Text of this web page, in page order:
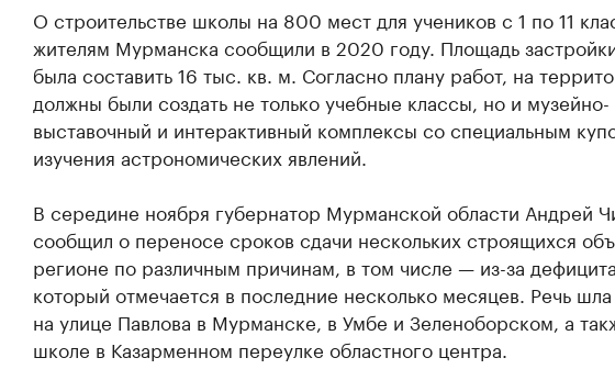
О строительстве школы на 800 мест для учеников с 1 по 11
жителям Мурманска сообщили в 2020 году. Площадь
была составить 16 тыс. кв. м. Согласно плану работ, на
должны были создать не только учебные классы, но и музейно-
выставочный и интерактивный комплексы со специальным
изучения астрономических явлений.
В середине ноября губернатор Мурманской области Андрей
сообщил о переносе сроков сдачи нескольких строящихся
регионе по различным причинам, в том числе — из-за
который отмечается в последние несколько месяцев. Речь
на улице Павлова в Мурманске, в Умбе и Зеленоборском, а
школе в Казарменном переулке областного центра.